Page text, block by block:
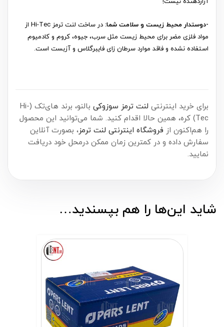
-دوستدار محیط زیست و سلامت شما:
در ساخت لنت ترمز Hi-Tec از
مواد فلزی مضر برای محیط زیست مثل سرب، جیوه، کروم و کادمیوم
استفاده نشده و فاقد موارد سرطان زای فایبرگلاس و آزبست است.
برای خرید اینترنتی لنت ترمز سوزوکی
بالنو، برند های‌تک (Hi-
Tec) کره، همین حالا اقدام کنید. شما می‌توانید این محصول
را هم‌اکنون از فروشگاه اینترنتی لنت ترمز، بصورت آنلاین
سفارش داده و در کمترین زمان ممکن درمحل خود دریافت
نمایید.
شاید این‌ها را هم بپسندید…